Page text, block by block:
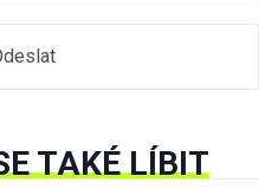
TAKÉ LÍBIT